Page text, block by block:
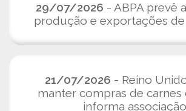
29/07/2026 - ABPA prevê
produção e exportações
21/07/2026 - Reino
manter compras de carnes
informa